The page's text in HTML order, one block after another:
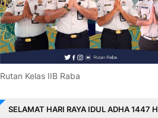
Rutan Kelas IIB Raba
SELAMAT HARI RAYA IDUL ADHA 1447 H